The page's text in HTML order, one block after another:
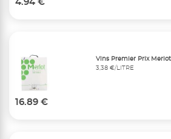
4.94 €
Vins Premier Prix
3,38 €/LITRE
16.89 €